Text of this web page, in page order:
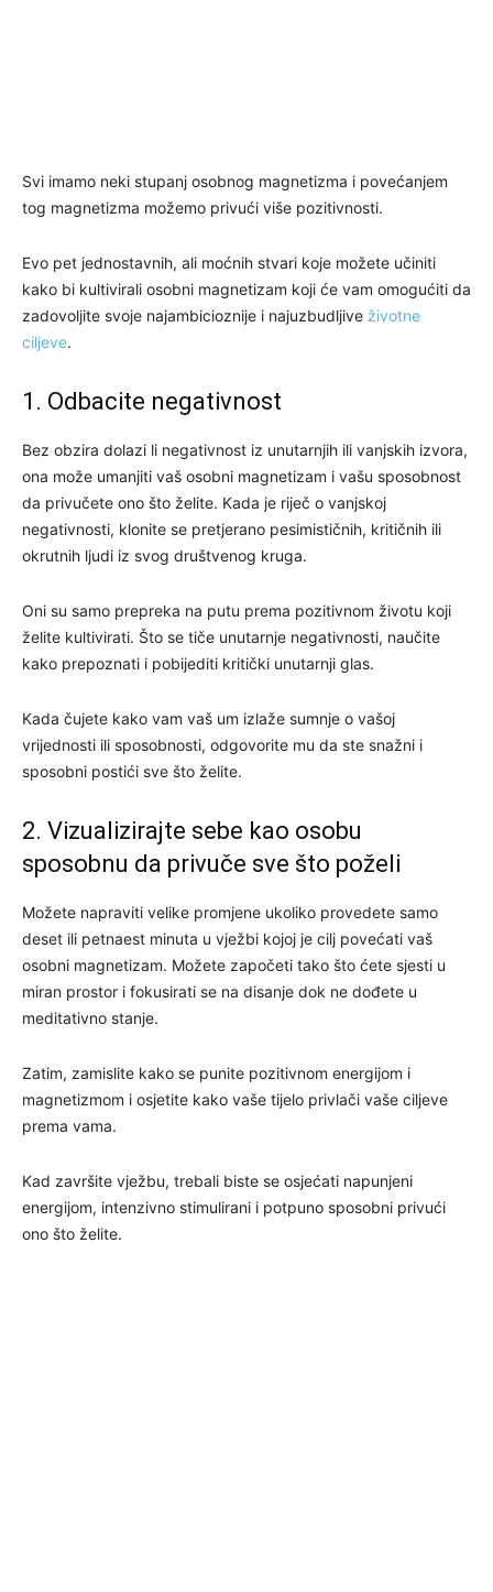
Svi imamo neki stupanj osobnog magnetizma i povećanjem
tog magnetizma možemo privući više pozitivnosti.
Evo pet jednostavnih, ali moćnih stvari koje možete učiniti
kako bi kultivirali osobni magnetizam koji će vam omogućiti da
zadovoljite svoje najambicioznije i najuzbudljive životne
ciljeve.
1. Odbacite negativnost
Bez obzira dolazi li negativnost iz unutarnjih ili vanjskih izvora,
ona može umanjiti vaš osobni magnetizam i vašu sposobnost
da privučete ono što želite. Kada je riječ o vanjskoj
negativnosti, klonite se pretjerano pesimističnih, kritičnih ili
okrutnih ljudi iz svog društvenog kruga.
Oni su samo prepreka na putu prema pozitivnom životu koji
želite kultivirati. Što se tiče unutarnje negativnosti, naučite
kako prepoznati i pobijediti kritički unutarnji glas.
Kada čujete kako vam vaš um izlaže sumnje o vašoj
vrijednosti ili sposobnosti, odgovorite mu da ste snažni i
sposobni postići sve što želite.
2. Vizualizirajte sebe kao osobu
sposobnu da privuče sve što poželi
Možete napraviti velike promjene ukoliko provedete samo
deset ili petnaest minuta u vježbi kojoj je cilj povećati vaš
osobni magnetizam. Možete započeti tako što ćete sjesti u
miran prostor i fokusirati se na disanje dok ne dođete u
meditativno stanje.
Zatim, zamislite kako se punite pozitivnom energijom i
magnetizmom i osjetite kako vaše tijelo privlači vaše ciljeve
prema vama.
Kad završite vježbu, trebali biste se osjećati napunjeni
energijom, intenzivno stimulirani i potpuno sposobni privući
ono što želite.